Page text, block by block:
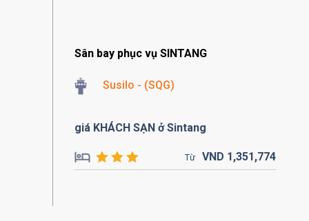
Sân bay phục vụ SINTANG
Susilo - (SQG)
giá KHÁCH SẠN ở Sintang
Từ VND 1,351,774